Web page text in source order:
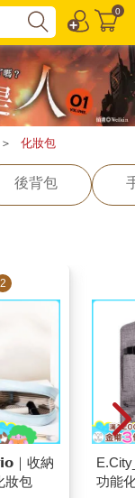
0
＞ 化妝包
後背包
2
｜收納
妝包
功能